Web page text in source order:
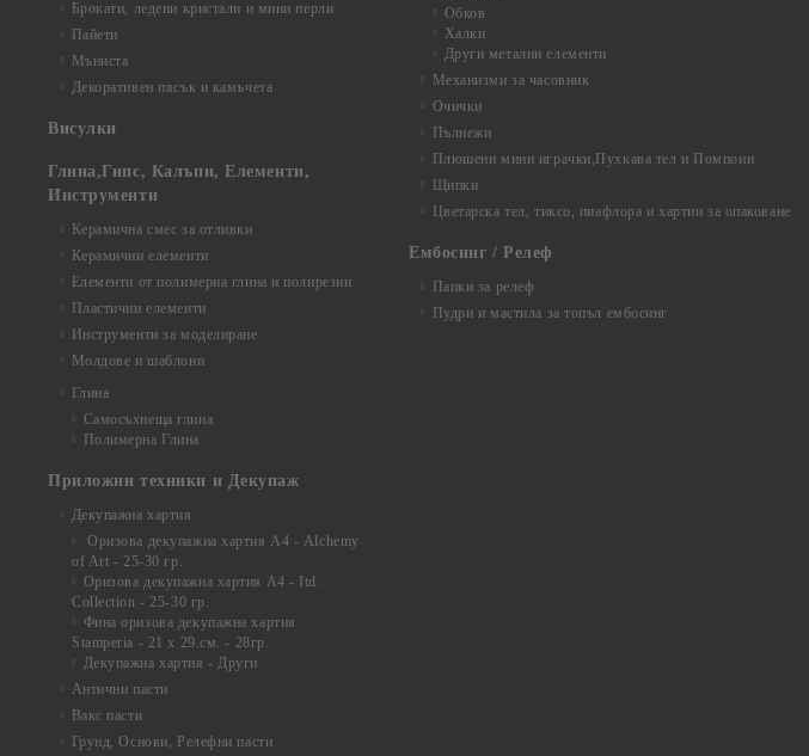
Брокати, ледени кристали и мини перли
Пайети
Мъниста
Декоративен пясък и камъчета
Висулки
Глина,Гипс, Калъпи, Елементи,
Инструменти
Керамична смес за отливки
Керамични елементи
Елементи от полимерна глина и полирезин
Пластични елементи
Инструменти за моделиране
Молдове и шаблони
Глина
Самосъхнеща глина
Полимерна Глина
Приложни техники и Декупаж
Декупажна хартия
Оризова декупажна хартия А4 - Alchemy
of Art - 25-30 гр.
Оризова декупажна хартия А4 - Itd.
Collection - 25-30 гр.
Фина оризова декупажна хартия
Stamperia - 21 х 29.см. - 28гр.
Декупажна хартия - Други
Антични пасти
Вакс пасти
Грунд, Основи, Релефни пасти
Обков
Халки
Други метални елементи
Механизми за часовник
Очички
Пълнежи
Плюшени мини играчки,Пухкава тел и Помпони
Щипки
Цветарска тел, тиксо, пиафлора и хартии за опаковане
Ембосинг / Релеф
Папки за релеф
Пудри и мастила за топъл ембосинг